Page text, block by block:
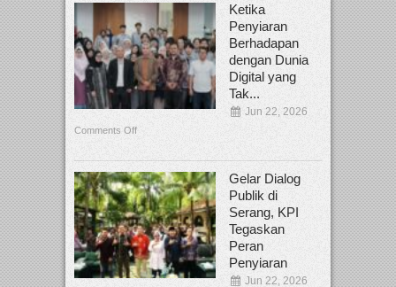
Ketika
Penyiaran
Berhadapan
dengan Dunia
Digital yang
Tak...
Jun 22, 2026
Comments Off
Gelar Dialog
Publik di
Serang, KPI
Tegaskan
Peran
Penyiaran
Jun 22, 2026